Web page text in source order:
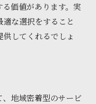
価値があります。実
な選択をすること
してくれるでしょ
地域密着型のサービ